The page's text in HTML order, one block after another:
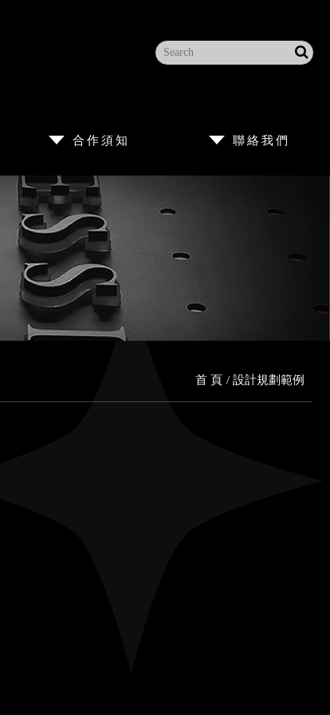
合作須知 聯絡我們
首 頁 設計規劃範例